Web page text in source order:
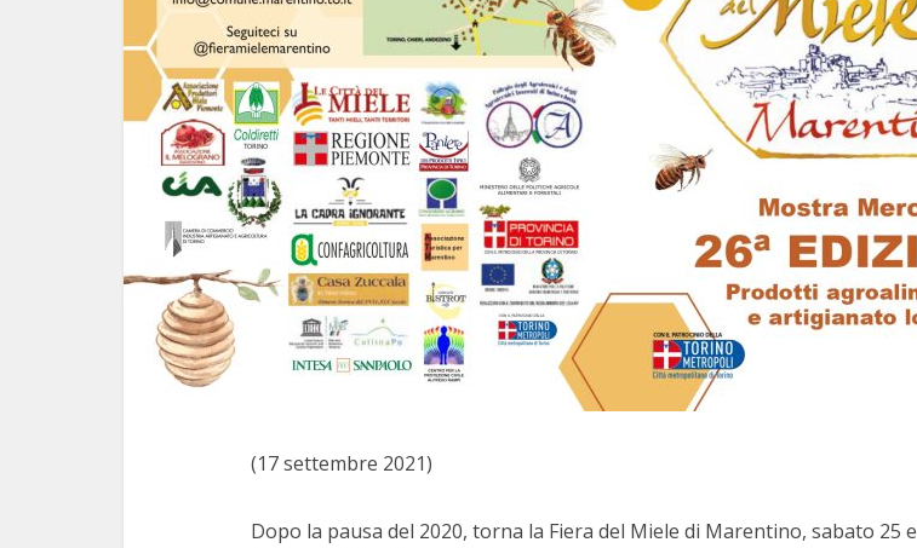
(17 settembre 2021)
Dopo la pausa del 2020, torna la Fiera del Miele di Marentino, sabato 25 e